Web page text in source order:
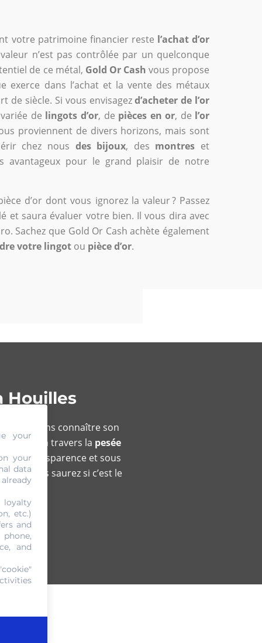
votre patrimoine financier reste l’achat d’or
n’est pas contrôlée par un quelconque
de ce métal, Gold Or Cash vous propose
exerce dans l’achat et la vente des métaux
de siècle. Si vous envisagezd’acheter de l’or
de lingots d’or, de pièces en or, de l’or
proviennent de divers horizons, mais sont
chez nous des bijoux, des montres et
avantageux pour le grand plaisir de notre
d’or dont vous ignorez la valeur ? Passez
et saura évaluer votre bien. Il vous dira avec
Sachez que Gold Or Cash achète également
votre lingotou pièce d’or.
Houilles
devons connaître son
à travers la pesée
transparence et sous
et vous saurez si c’est le
your
your
data
loyalty
etc.)
and
and